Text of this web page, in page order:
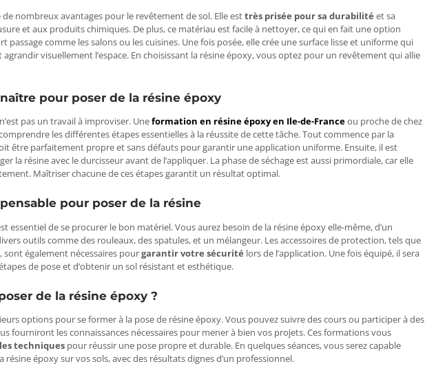
nombreux avantages pour le revêtement de sol. Elle esttrès prisée pour sa durabilité et sa
et aux produits chimiques. De plus, ce matériau est facile à nettoyer, ce qui en fait une option
passage comme les salons ou les cuisines. Une fois posée, elle crée une surface lisse et uniforme qui
visuellement l’espace. En choisissant la résine époxy, vous optez pour un revêtement qui allie
pour poser de la résine époxy
pas un travail à improviser. Uneformation en résine époxy en Ile-de-Franceou proche de chez
les différentes étapes essentielles à la réussite de cette tâche. Tout commence par la
être parfaitement propre et sans défauts pour garantir une application uniforme. Ensuite, il est
la résine avec le durcisseur avant de l’appliquer. La phase de séchage est aussi primordiale, car elle
Maîtriser chacune de ces étapes garantit un résultat optimal.
pour poser de la résine
essentiel de se procurer le bon matériel. Vous aurez besoin de la résine époxy elle-même, d’un
outils comme des rouleaux, des spatules, et un mélangeur. Les accessoires de protection, tels que
sont également nécessaires pourgarantir votre sécurité lors de l’application. Une fois équipé, il sera
de pose et d’obtenir un sol résistant et esthétique.
de la résine époxy ?
options pour se former à la pose de résine époxy. Vous pouvez suivre des cours ou participer à des
fourniront les connaissances nécessaires pour mener à bien vos projets. Ces formations vous
techniques pour réussir une pose propre et durable. En quelques séances, vous serez capable
résine époxy sur vos sols, avec des résultats dignes d’un professionnel.